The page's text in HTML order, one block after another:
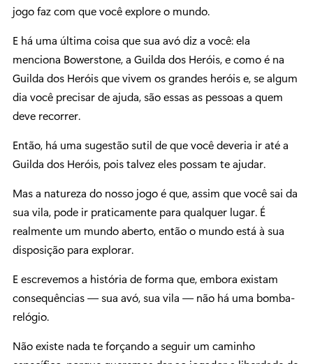
jogo faz com que você explore o mundo.
E há uma última coisa que sua avó diz a você: ela
menciona Bowerstone, a Guilda dos Heróis, e como é na
Guilda dos Heróis que vivem os grandes heróis e, se algum
dia você precisar de ajuda, são essas as pessoas a quem
deve recorrer.
Então, há uma sugestão sutil de que você deveria ir até a
Guilda dos Heróis, pois talvez eles possam te ajudar.
Mas a natureza do nosso jogo é que, assim que você sai da
sua vila, pode ir praticamente para qualquer lugar. É
realmente um mundo aberto, então o mundo está à sua
disposição para explorar.
E escrevemos a história de forma que, embora existam
consequências — sua avó, sua vila — não há uma bomba-
relógio.
Não existe nada te forçando a seguir um caminho